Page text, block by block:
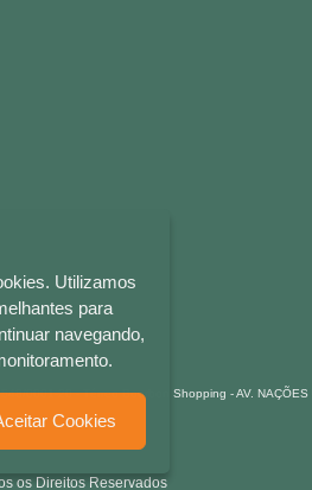
0001-20 - Térreo Bourbon Shopping - AV.
os Direitos Reservados
Utilizamos
para
navegando,
Cookies